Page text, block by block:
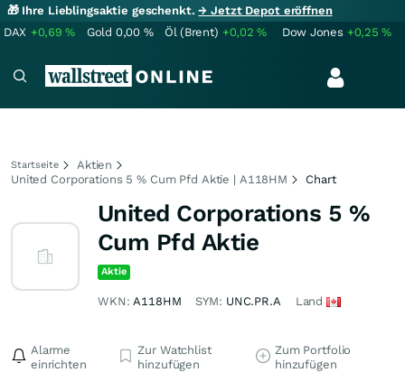
🎁 Ihre Lieblingsaktie geschenkt.→ Jetzt Depot eröffnen
DAX +0,69% Gold 0,00 % Öl (Brent) +0,02% Dow Jones +0,25%
Startseite
Aktien
United Corporations 5 % Cum Pfd Aktie | A118HM
Chart
United Corporations 5 %
Cum Pfd Aktie
Aktie
WKN:A118HM SYM: UNC.PR.A Land
Alarme
einrichten
Zur Watchlist
hinzufügen
Zum Portfolio
hinzufügen